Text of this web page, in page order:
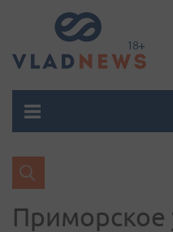
Приморское